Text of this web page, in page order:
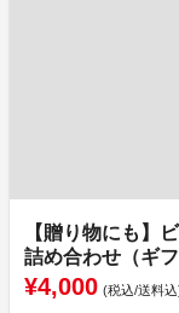
【贈り物にも】
詰め合わせ（ギ
¥4,000 (税込/送料込